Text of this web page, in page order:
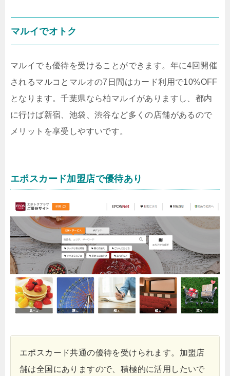
マルイでオトク
マルイでも優待を受けることができます。年に4回開催
されるマルコとマルオの7日間はカード利用で10%OFF
となります。千葉県なら柏マルイがありますし、都内
に行けば新宿、池袋、渋谷など多くの店舗があるので
メリットを享受しやすいです。
エポスカード加盟店で優待あり
エポスカード共通の優待を受けられます。加盟店
舗は全国にありますので、積極的に活用したいで